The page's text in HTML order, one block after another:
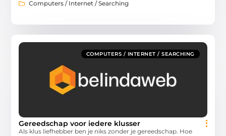
Computers / Internet / Searching
COMPUTERS / INTERNET / SEARCHING
Gereedschap voor iedere klusser
Als klus liefhebber ben je niks zonder je gereedschap. Hoe